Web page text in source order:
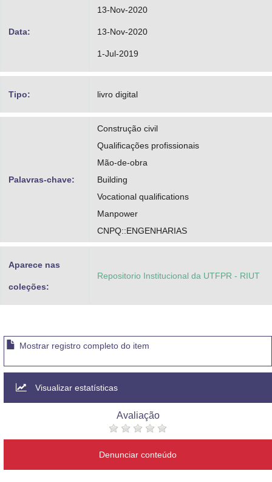
Data:
13-Nov-2020
13-Nov-2020
1-Jul-2019
Tipo: livro digital
Palavras-chave:
Construção civil
Qualificações profissionais
Mão-de-obra
Building
Vocational qualifications
Manpower
CNPQ::ENGENHARIAS
Aparece nas
coleções:
Repositorio Institucional da UTFPR - RIUT
Mostrar registro completo do item
Visualizar estatísticas
Avaliação
Denunciar conteúdo